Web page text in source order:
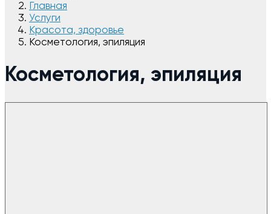
Главная
Услуги
Красота, здоровье
Косметология, эпиляция
Косметология, эпиляция